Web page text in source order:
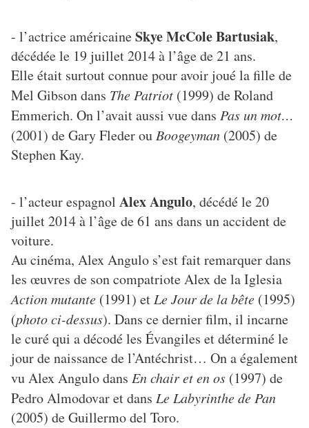
- l’actrice américaineSkye McCole Bartusiak,
décédée le 19 juillet 2014 à l’âge de 21 ans.
Elle était surtout connue pour avoir joué la fille de
Mel Gibson dans The Patriot (1999) de Roland
Emmerich. On l’avait aussi vue dans Pas un mot…
(2001) de Gary Fleder ou Boogeyman (2005) de
Stephen Kay.
- l’acteur espagnol Alex Angulo, décédé le 20
juillet 2014 à l’âge de 61 ans dans un accident de
voiture.
Au cinéma, Alex Angulo s’est fait remarquer dans
les œuvres de son compatriote Alex de la Iglesia
Action mutante (1991) et Le Jour de la bête (1995)
(photo ci-dessus). Dans ce dernier film, il incarne
le curé qui a décodé les Évangiles et déterminé le
jour de naissance de l’Antéchrist… On a également
vu Alex Angulo dans En chair et en os (1997) de
Pedro Almodovar et dans Le Labyrinthe de Pan
(2005) de Guillermo del Toro.